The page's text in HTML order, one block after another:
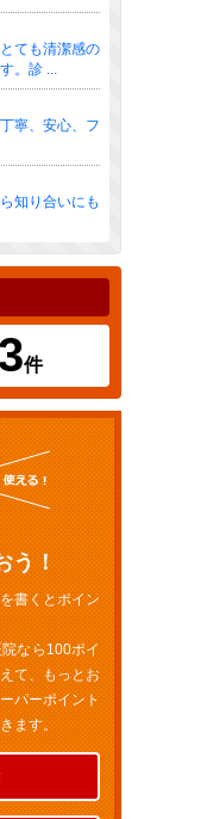
ても清潔感の
。診 ...
寧、安心、フ
知り合いにも
件
う！
書くとポイン
なら100ポイ
て、もっとお
パーポイント
ます。